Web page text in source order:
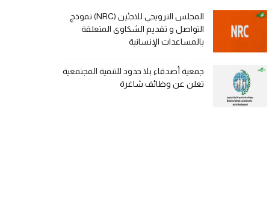
المجلس النرويجي للاجئين (NRC) نموذج
التواصل و تقديم الشكاوى المتعلقة
بالمساعدات الإنسانية
جمعية أصدقاء بلا حدود للتنمية المجتمعية
تعلن عن وظائف شاغرة